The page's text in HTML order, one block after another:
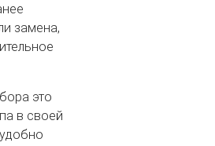
замена,
это
в своей